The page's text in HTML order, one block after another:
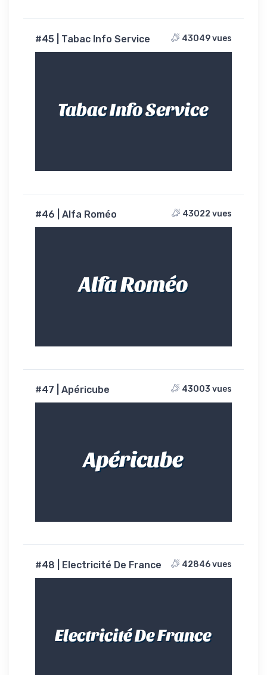
#45 | Tabac Info Service 43049 vues
Tabac Info Service
#46 | Alfa Roméo 43022 vues
Alfa Roméo
#47 | Apéricube 43003 vues
Apéricube
#48 | Electricité De France 42846 vues
Electricité De France